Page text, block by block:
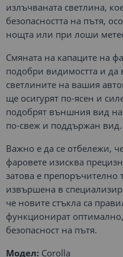
излъчваната светлина,
безопасността на пътя,
нощта или при лоши
Смяната на капаците на
подобри видимостта и да
светлините на вашия
ще осигурят по-ясен и
подобрят външния вид
по-свеж и поддържан вид.
Важно е да се отбележи,
фаровете изисква
затова е препоръчително
извършена в
че новите стъкла са
функционират
безопасност на пътя.
Модел: Corolla